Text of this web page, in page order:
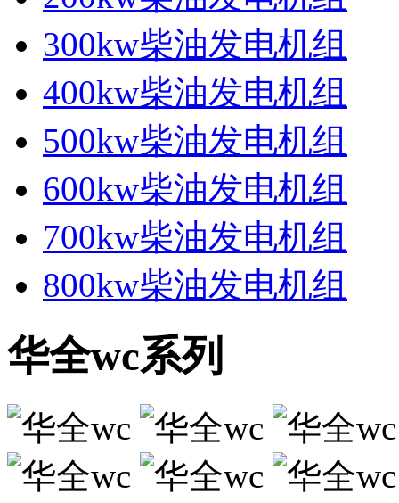
300kw柴油发电机组
400kw柴油发电机组
500kw柴油发电机组
600kw柴油发电机组
700kw柴油发电机组
800kw柴油发电机组
华全wc系列